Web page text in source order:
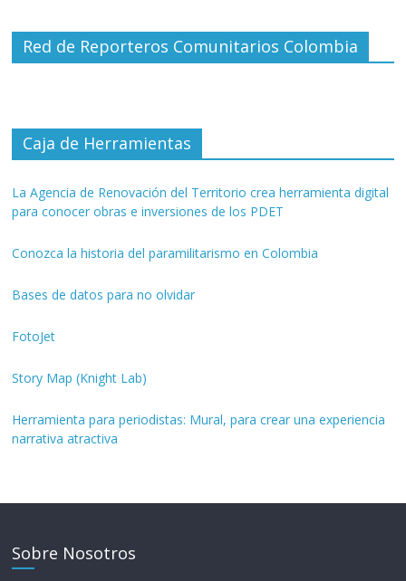
Red de Reporteros Comunitarios Colombia
Caja de Herramientas
La Agencia de Renovación del Territorio crea herramienta digital
para conocer obras e inversiones de los PDET
Conozca la historia del paramilitarismo en Colombia
Bases de datos para no olvidar
FotoJet
Story Map (Knight Lab)
Herramienta para periodistas: Mural, para crear una experiencia
narrativa atractiva
Sobre Nosotros